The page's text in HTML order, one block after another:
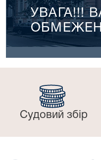
УВАГА!!!
Судовий збір